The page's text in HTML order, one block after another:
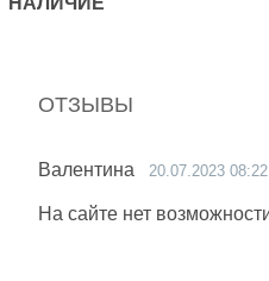
ОТЗЫВЫ
Валентина 20.07.2023
На сайте нет